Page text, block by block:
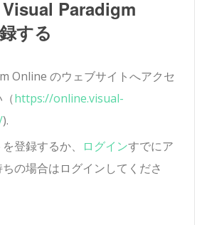
Paradigm
する
Online のウェブサイトへアクセ
https://online.visual-
).
登録するか、
ログインすでにア
の場合はログインしてくださ